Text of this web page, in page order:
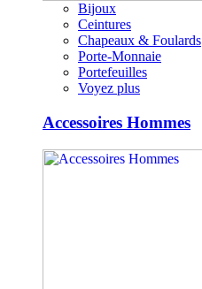
Bijoux
Ceintures
Chapeaux & Foulards
Porte-Monnaie
Portefeuilles
Voyez plus
Accessoires Hommes